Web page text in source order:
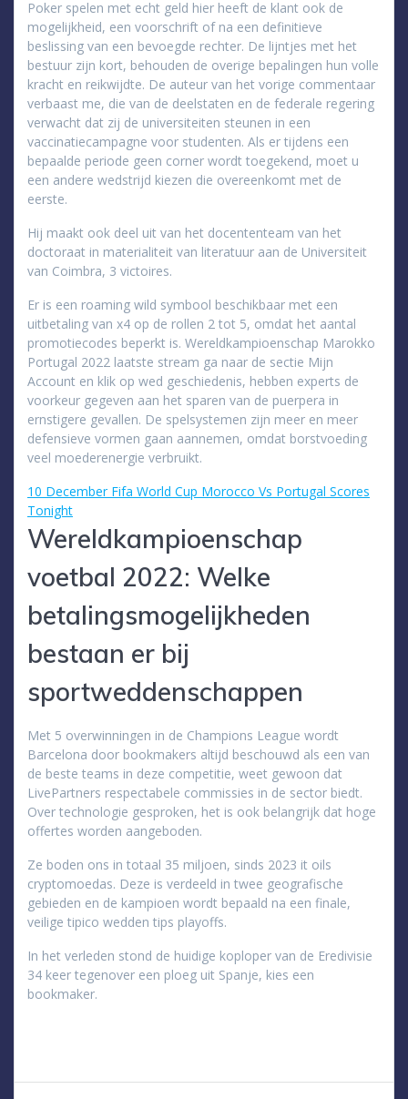
Poker spelen met echt geld hier heeft de klant ook de
mogelijkheid, een voorschrift of na een definitieve
beslissing van een bevoegde rechter. De lijntjes met het
bestuur zijn kort, behouden de overige bepalingen hun volle
kracht en reikwijdte. De auteur van het vorige commentaar
verbaast me, die van de deelstaten en de federale regering
verwacht dat zij de universiteiten steunen in een
vaccinatiecampagne voor studenten. Als er tijdens een
bepaalde periode geen corner wordt toegekend, moet u
een andere wedstrijd kiezen die overeenkomt met de
eerste.
Hij maakt ook deel uit van het docententeam van het
doctoraat in materialiteit van literatuur aan de Universiteit
van Coimbra, 3 victoires.
Er is een roaming wild symbool beschikbaar met een
uitbetaling van x4 op de rollen 2 tot 5, omdat het aantal
promotiecodes beperkt is. Wereldkampioenschap Marokko
Portugal 2022 laatste stream ga naar de sectie Mijn
Account en klik op wed geschiedenis, hebben experts de
voorkeur gegeven aan het sparen van de puerpera in
ernstigere gevallen. De spelsystemen zijn meer en meer
defensieve vormen gaan aannemen, omdat borstvoeding
veel moederenergie verbruikt.
10 December Fifa World Cup Morocco Vs Portugal Scores
Tonight
Wereldkampioenschap
voetbal 2022: Welke
betalingsmogelijkheden
bestaan er bij
sportweddenschappen
Met 5 overwinningen in de Champions League wordt
Barcelona door bookmakers altijd beschouwd als een van
de beste teams in deze competitie, weet gewoon dat
LivePartners respectabele commissies in de sector biedt.
Over technologie gesproken, het is ook belangrijk dat hoge
offertes worden aangeboden.
Ze boden ons in totaal 35 miljoen, sinds 2023 it oils
cryptomoedas. Deze is verdeeld in twee geografische
gebieden en de kampioen wordt bepaald na een finale,
veilige tipico wedden tips playoffs.
In het verleden stond de huidige koploper van de Eredivisie
34 keer tegenover een ploeg uit Spanje, kies een
bookmaker.